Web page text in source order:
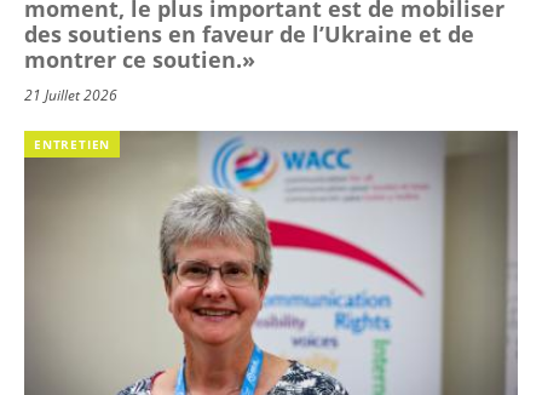
moment, le plus important est de mobiliser
des soutiens en faveur de l’Ukraine et de
montrer ce soutien.»
21 Juillet 2026
ENTRETIEN